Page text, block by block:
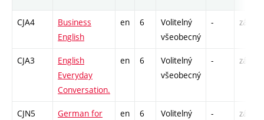
CJA4
Business
English
en 6
Volitelný
všeobecný
- zá,zk
CJA3
English
Everyday
Conversation.
en 6
Volitelný
všeobecný
- zá,zk
CJN5
German for
en 6
Volitelný
- zá,zk